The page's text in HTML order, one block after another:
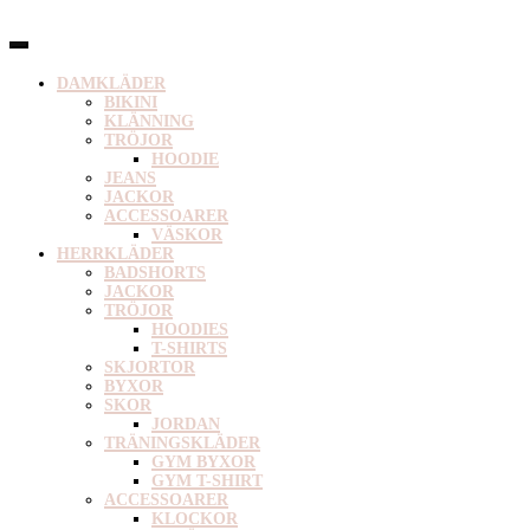
DAMKLÄDER
BIKINI
KLÄNNING
TRÖJOR
HOODIE
JEANS
JACKOR
ACCESSOARER
VÄSKOR
HERRKLÄDER
BADSHORTS
JACKOR
TRÖJOR
HOODIES
T-SHIRTS
SKJORTOR
BYXOR
SKOR
JORDAN
TRÄNINGSKLÄDER
GYM BYXOR
GYM T-SHIRT
ACCESSOARER
KLOCKOR